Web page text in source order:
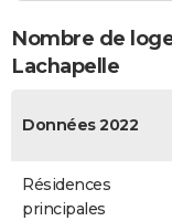
Nombre de
Lachapelle
Données 2022
Résidences
principales